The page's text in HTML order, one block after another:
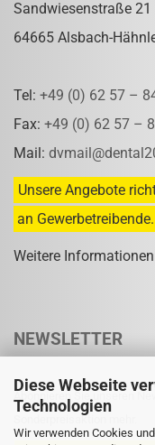
Diese Webseite
Technologien
Wir verwenden Cookies
Sandwiesenstraße 21
64665 Alsbach-
Tel: +49 (0) 62 57 –
Fax: +49 (0) 62 57 –
Mail:
Unsere Angebote
an Gewerbetreibende.
Weitere
NEWSLETTER
Abonnieren Sie unseren
Sonderpreisaktion mehr.